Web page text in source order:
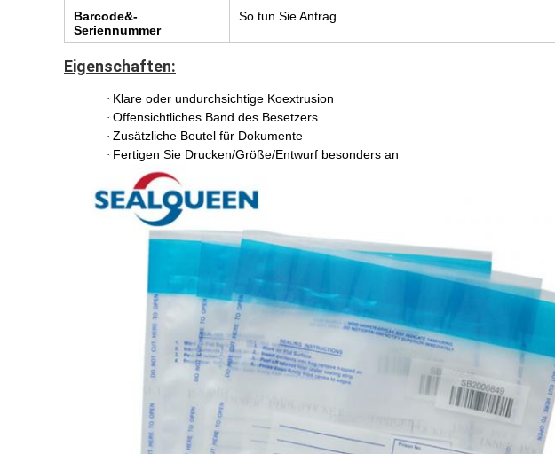
Barcode&-
Seriennummer
So tun Sie Antrag
Eigenschaften:
· Klare oder undurchsichtige Koextrusion
· Offensichtliches Band des Besetzers
· Zusätzliche Beutel für Dokumente
· Fertigen Sie Drucken/Größe/Entwurf besonders an